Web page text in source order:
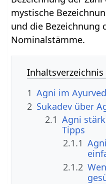
mystische
und die Bezeichnung
Nominalstämme.
Inhaltsverzeichnis
1 Agni im
2 Sukadev über
2.1 Agni
Tipps
2.1.1
2.1.2